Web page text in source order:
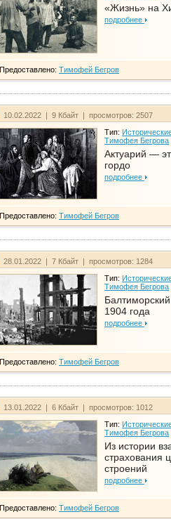
«Жизнь» на
подробнее
Предоставлено: Тимофей Бегров
10.02.2022 | 9 Кбайт | просмотров: 2507
Тип:
Тимофея Бегрова
Актуарий —
гордо
подробнее
Предоставлено: Тимофей Бегров
28.01.2022 | 7 Кбайт | просмотров: 1284
Тип:
Тимофея Бегрова
1904 года
подробнее
Предоставлено: Тимофей Бегров
13.01.2022 | 6 Кбайт | просмотров: 1012
Тип:
Тимофея Бегрова
Из истории
страхования
строений
подробнее
Предоставлено: Тимофей Бегров